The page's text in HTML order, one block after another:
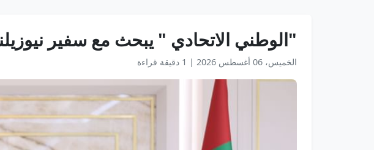
"الوطني الاتحادي " يبحث مع سفير
الخميس، 06 أغسطس 2026 | 1 دقيقة قراءة